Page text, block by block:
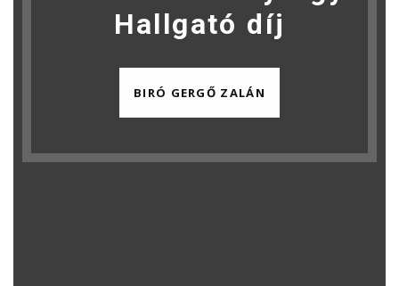
Hallgató díj
BIRÓ GERGŐ ZALÁN